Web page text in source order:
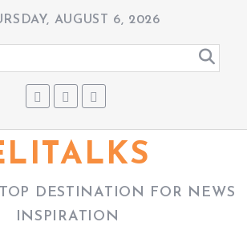
AUGUST 6, 2026
DESTINATION FOR NEWS
INSPIRATION